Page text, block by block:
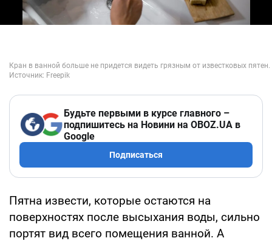
Будьте первыми в курсе главного –
подпишитесь на Новини на OBOZ.UA в
Google
Подписаться
Пятна извести, которые остаются на
поверхностях после высыхания воды, сильно
портят вид всего помещения ванной. А